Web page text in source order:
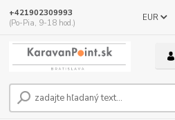
EUR
+421902309993
(Po-Pia, 9-18 hod.)